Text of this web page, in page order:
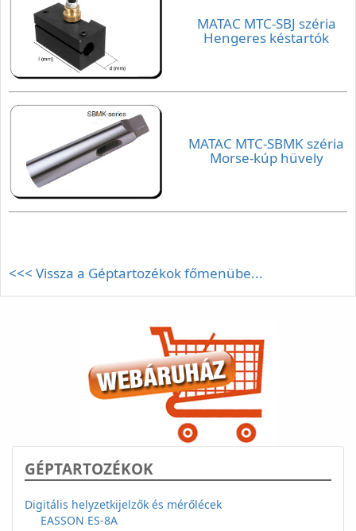
MATAC MTC-SBJ széria
Hengeres késtartók
MATAC MTC-SBMK széria
Morse-kúp hüvely
<<< Vissza a Géptartozékok főmenübe...
GÉPTARTOZÉKOK
Digitális helyzetkijelzők és mérőlécek
EASSON ES-8A